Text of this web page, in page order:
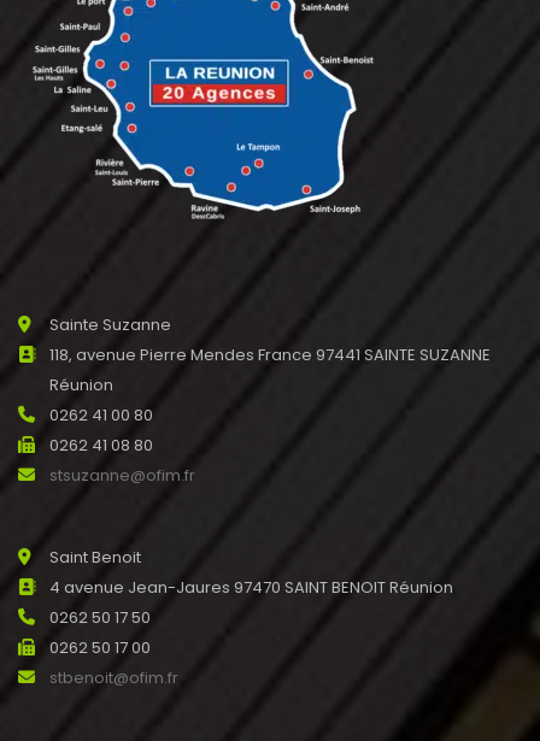
Sainte Suzanne
118, avenue Pierre Mendes France 97441 SAINTE SUZANNE
Réunion
0262 41 00 80
0262 41 08 80
stsuzanne@ofim.fr
Saint Benoit
4 avenue Jean-Jaures 97470 SAINT BENOIT Réunion
0262 50 17 50
0262 50 17 00
stbenoit@ofim.fr